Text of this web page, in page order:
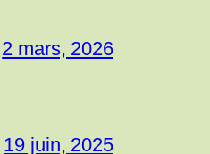
2 mars, 2026
19 juin, 2025